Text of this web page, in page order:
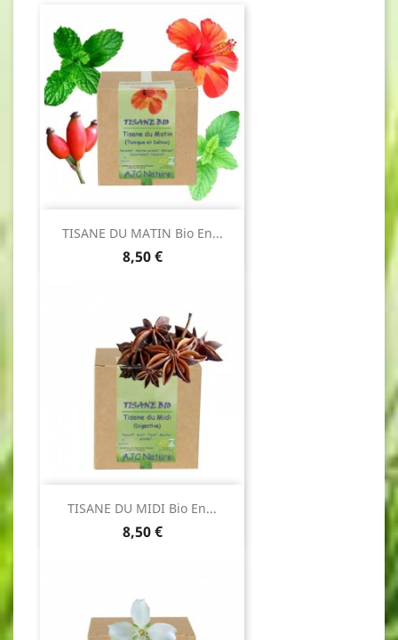
TISANE DU MATIN Bio En...
Prix
8,50 €
TISANE DU MIDI Bio En...
Prix
8,50 €